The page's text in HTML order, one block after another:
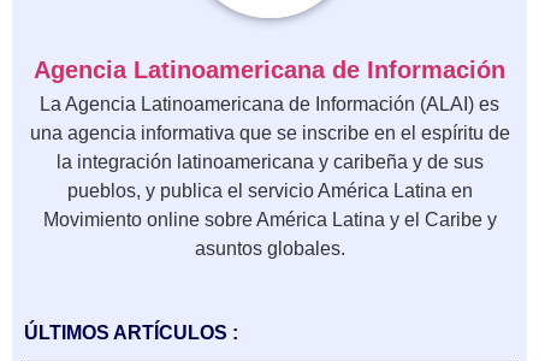
Agencia Latinoamericana de Información
La Agencia Latinoamericana de Información (ALAI) es
una agencia informativa que se inscribe en el espíritu de
la integración latinoamericana y caribeña y de sus
pueblos, y publica el servicio América Latina en
Movimiento online sobre América Latina y el Caribe y
asuntos globales.
ÚLTIMOS ARTÍCULOS :